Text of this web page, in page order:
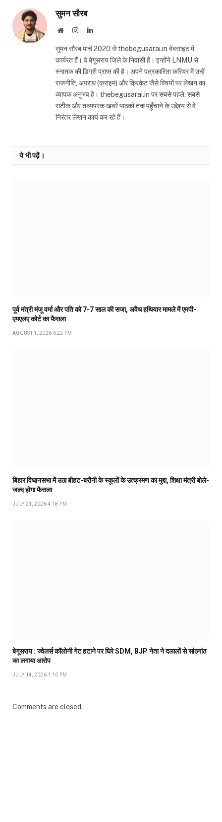
सुमन सौरब
WebsiteInstagramLinkedIn
सुमन सौरब मार्च 2020 से thebegusarai.in वेबसाइट में
कार्यरत हैं। वे बेगूसराय जिले के निवासी हैं। इन्होंने LNMU से
स्नातक की डिग्री प्राप्त की है। अपने पत्रकारिता करियर में उन्हें
राजनीति, अपराध (क्राइम) और क्रिकेट जैसे विषयों पर लेखन का
व्यापक अनुभव है। thebegusarai.in पर सबसे पहले, सबसे
सटीक और तथ्यपरक खबरें पाठकों तक पहुँचाने के उद्देश्य से वे
निरंतर लेखन कार्य कर रहे हैं।
ये भी पढ़ें।
पूर्व मंत्री मंजू वर्मा और पति को 7-7 साल की सजा, अवैध हथियार मामले में एमपी-
एमएलए कोर्ट का फैसला
AUGUST 1, 2026 6:22 PM
बिहार विधानसभा में उठा बीहट-बरौनी के स्कूलों के उत्क्रमण का मुद्दा, शिक्षा मंत्री बोले-
जल्द होगा फैसला
JULY 21, 2026 4:18 PM
बेगूसराय : ज्वेलर्स कॉलोनी गेट हटाने पर घिरे SDM, BJP नेता ने दलालों से सांठगांठ
का लगाया आरोप
JULY 14, 2026 1:10 PM
Comments are closed.